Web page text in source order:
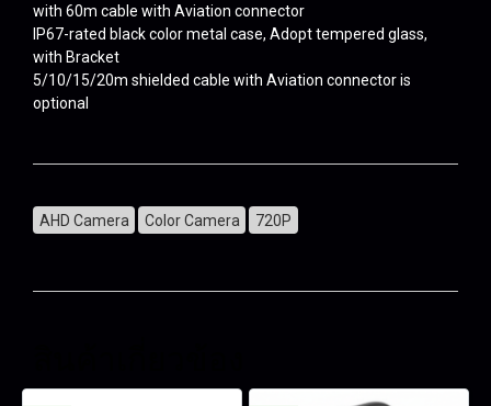
with 60m cable with Aviation connector
IP67-rated black color metal case, Adopt tempered glass,
with Bracket
5/10/15/20m shielded cable with Aviation connector is
optional
AHD Camera Color Camera 720P